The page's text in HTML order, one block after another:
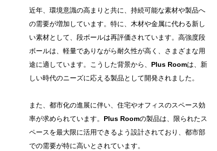
近年、環境意識の高まりと共に、持続可能な素材や製品へ
の需要が増加しています。特に、木材や金属に代わる新し
い素材として、段ボールは再評価されています。高強度段
ボールは、軽量でありながら耐久性が高く、さまざまな用
途に適しています。こうした背景から、 Plus Roomは、新
しい時代のニーズに応える製品として開発されました。
また、都市化の進展に伴い、住宅やオフィスのスペース効
率が求められています。 Plus Roomの製品は、限られたス
ペースを最大限に活用できるよう設計されており、都市部
での需要が特に高いとされています。